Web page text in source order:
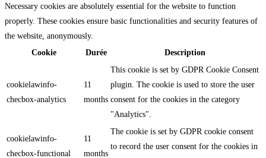
Necessary cookies are absolutely essential for the website to function
properly. These cookies ensure basic functionalities and security features of
the website, anonymously.
Cookie
Durée Description
cookielawinfo-
checbox-analytics
11
months
This cookie is set by GDPR Cookie Consent
plugin. The cookie is used to store the user
consent for the cookies in the category
"Analytics".
cookielawinfo-
checbox-functional
11
months
The cookie is set by GDPR cookie consent
to record the user consent for the cookies in